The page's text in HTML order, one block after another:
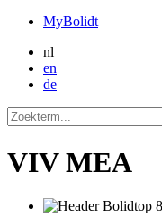
MyBolidt
nl
en
de
VIV MEA